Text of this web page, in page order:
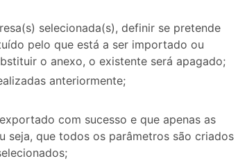
selecionada(s), definir se pretende
pelo que está a ser importado ou
o anexo, o existente será apagado;
anteriormente;
com sucesso e que apenas as
seja, que todos os parâmetros são criados